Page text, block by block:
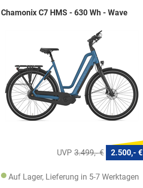
Chamonix C7 HMS - 630 Wh - Wave
3.499,- € 2.500,- €
Auf Lager, Lieferung in 5-7 Werktagen